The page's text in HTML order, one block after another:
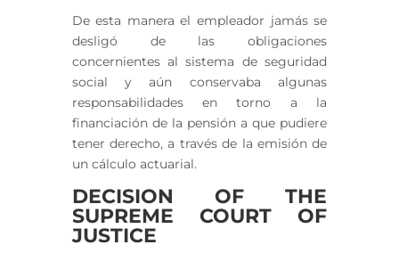
De esta manera el empleador jamás se
desligó de las obligaciones
concernientes al sistema de seguridad
social y aún conservaba algunas
responsabilidades en torno a la
financiación de la pensión a que pudiere
tener derecho, a través de la emisión de
un cálculo actuarial.
DECISION OF THE
SUPREME COURT OF
JUSTICE